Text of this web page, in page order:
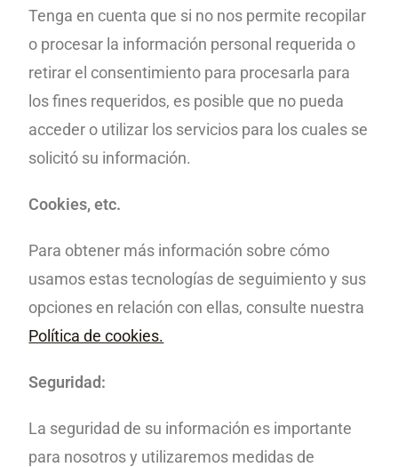
Tenga en cuenta que si no nos permite recopilar
o procesar la información personal requerida o
retirar el consentimiento para procesarla para
los fines requeridos, es posible que no pueda
acceder o utilizar los servicios para los cuales se
solicitó su información.
Cookies, etc.
Para obtener más información sobre cómo
usamos estas tecnologías de seguimiento y sus
opciones en relación con ellas, consulte nuestra
Política de cookies.
Seguridad:
La seguridad de su información es importante
para nosotros y utilizaremos medidas de